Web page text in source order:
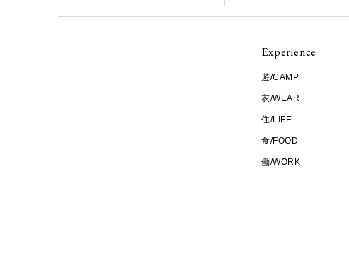
Experience
遊/CAMP
衣/WEAR
住/LIFE
食/FOOD
働/WORK